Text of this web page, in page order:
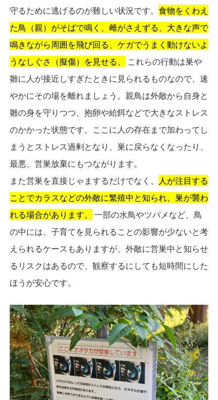
守るために逃げるのが難しい状況です。 食物をくわえ
た鳥（親）がそばで鳴く、雌がさえずる、大きな声で
鳴きながら周囲を飛び回る、ケガでうまく動けないよ
うなしぐさ（擬傷）を見せる、
これらの行動は巣や
雛に人が接近しすぎたときに見られるものなので、速
やかにその場を離れましょう。親鳥は外敵から自身と
雛の身を守りつつ、抱卵や給餌などで大きなストレス
のかかった状態です。ここに人の存在まで加わってし
まうとストレス過剰となり、巣に戻らなくなったり、
最悪、営巣放棄にもつながります。
また営巣を直接じゃまするだけでなく、
人が注目する
ことでカラスなどの外敵に繁殖中と知られ、巣が襲わ
れる場合があります。
一部の水鳥やツバメなど、鳥
の中には、子育てを見られることの影響が少ないと考
えられるケースもありますが、外敵に営巣中と知らせ
るリスクはあるので、観察するにしても短時間にした
ほうが安心です。